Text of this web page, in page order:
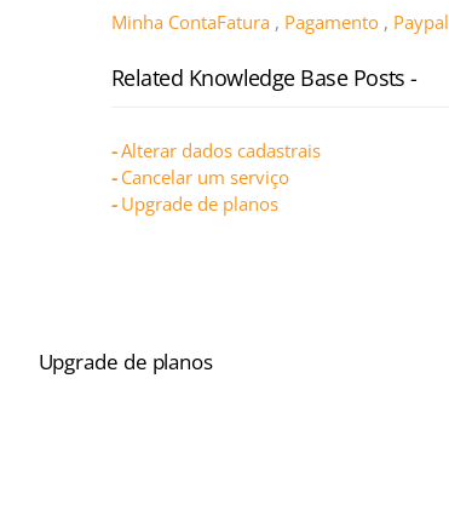
Minha ContaFatura , Pagamento , Paypal
Related Knowledge Base Posts -
Alterar dados cadastrais
Cancelar um serviço
Upgrade de planos
Upgrade de planos